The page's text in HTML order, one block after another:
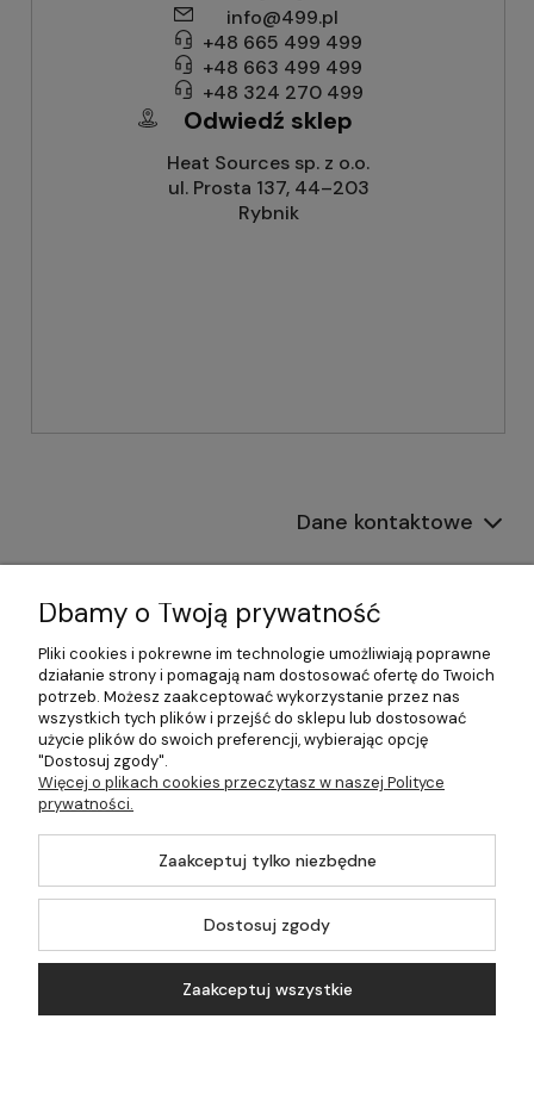
info@499.pl
+48 665 499 499
+48 663 499 499
+48 324 270 499
Odwiedź sklep
Heat Sources sp. z o.o.
ul. Prosta 137, 44–203
Rybnik
Dane kontaktowe
Informacje
Płatności i dostawa
Pomoc
Moje konto
©2026 Wszelkie Prawa Zastrzeżone | 499.pl - najlepszy sklep z
Dbamy o Twoją prywatność
Pliki cookies i pokrewne im technologie umożliwiają poprawne
działanie strony i pomagają nam dostosować ofertę do Twoich
potrzeb. Możesz zaakceptować wykorzystanie przez nas
wszystkich tych plików i przejść do sklepu lub dostosować
użycie plików do swoich preferencji, wybierając opcję
"Dostosuj zgody".
Więcej o plikach cookies przeczytasz w naszej Polityce
prywatności.
Zaakceptuj tylko niezbędne
Dostosuj zgody
Zaakceptuj wszystkie